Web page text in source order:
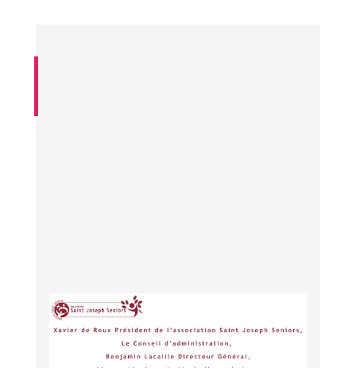
31Décembre2025
Bonne et heureuse Année 2026